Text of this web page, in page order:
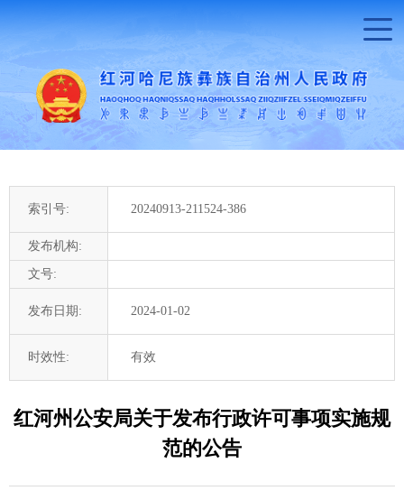
索引号: 20240913-211524-386
发布机构:
文号:
发布日期: 2024-01-02
时效性: 有效
红河州公安局关于发布行政许可事项实施规
范的公告